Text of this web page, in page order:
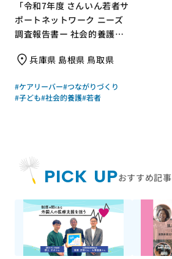
PICK UPおすすめ記事
「令和7年度 さんいん若者サ
ポートネットワーク ニーズ
調査報告書ー 社会的養護の
｜さんいん若者サポートネッ
ワーカーズコープ・センター
事業団）｜成果物レポート
兵庫県 島根県 鳥取県
#ケアリーバー#つながりづくり
#子ども#社会的養護#若者